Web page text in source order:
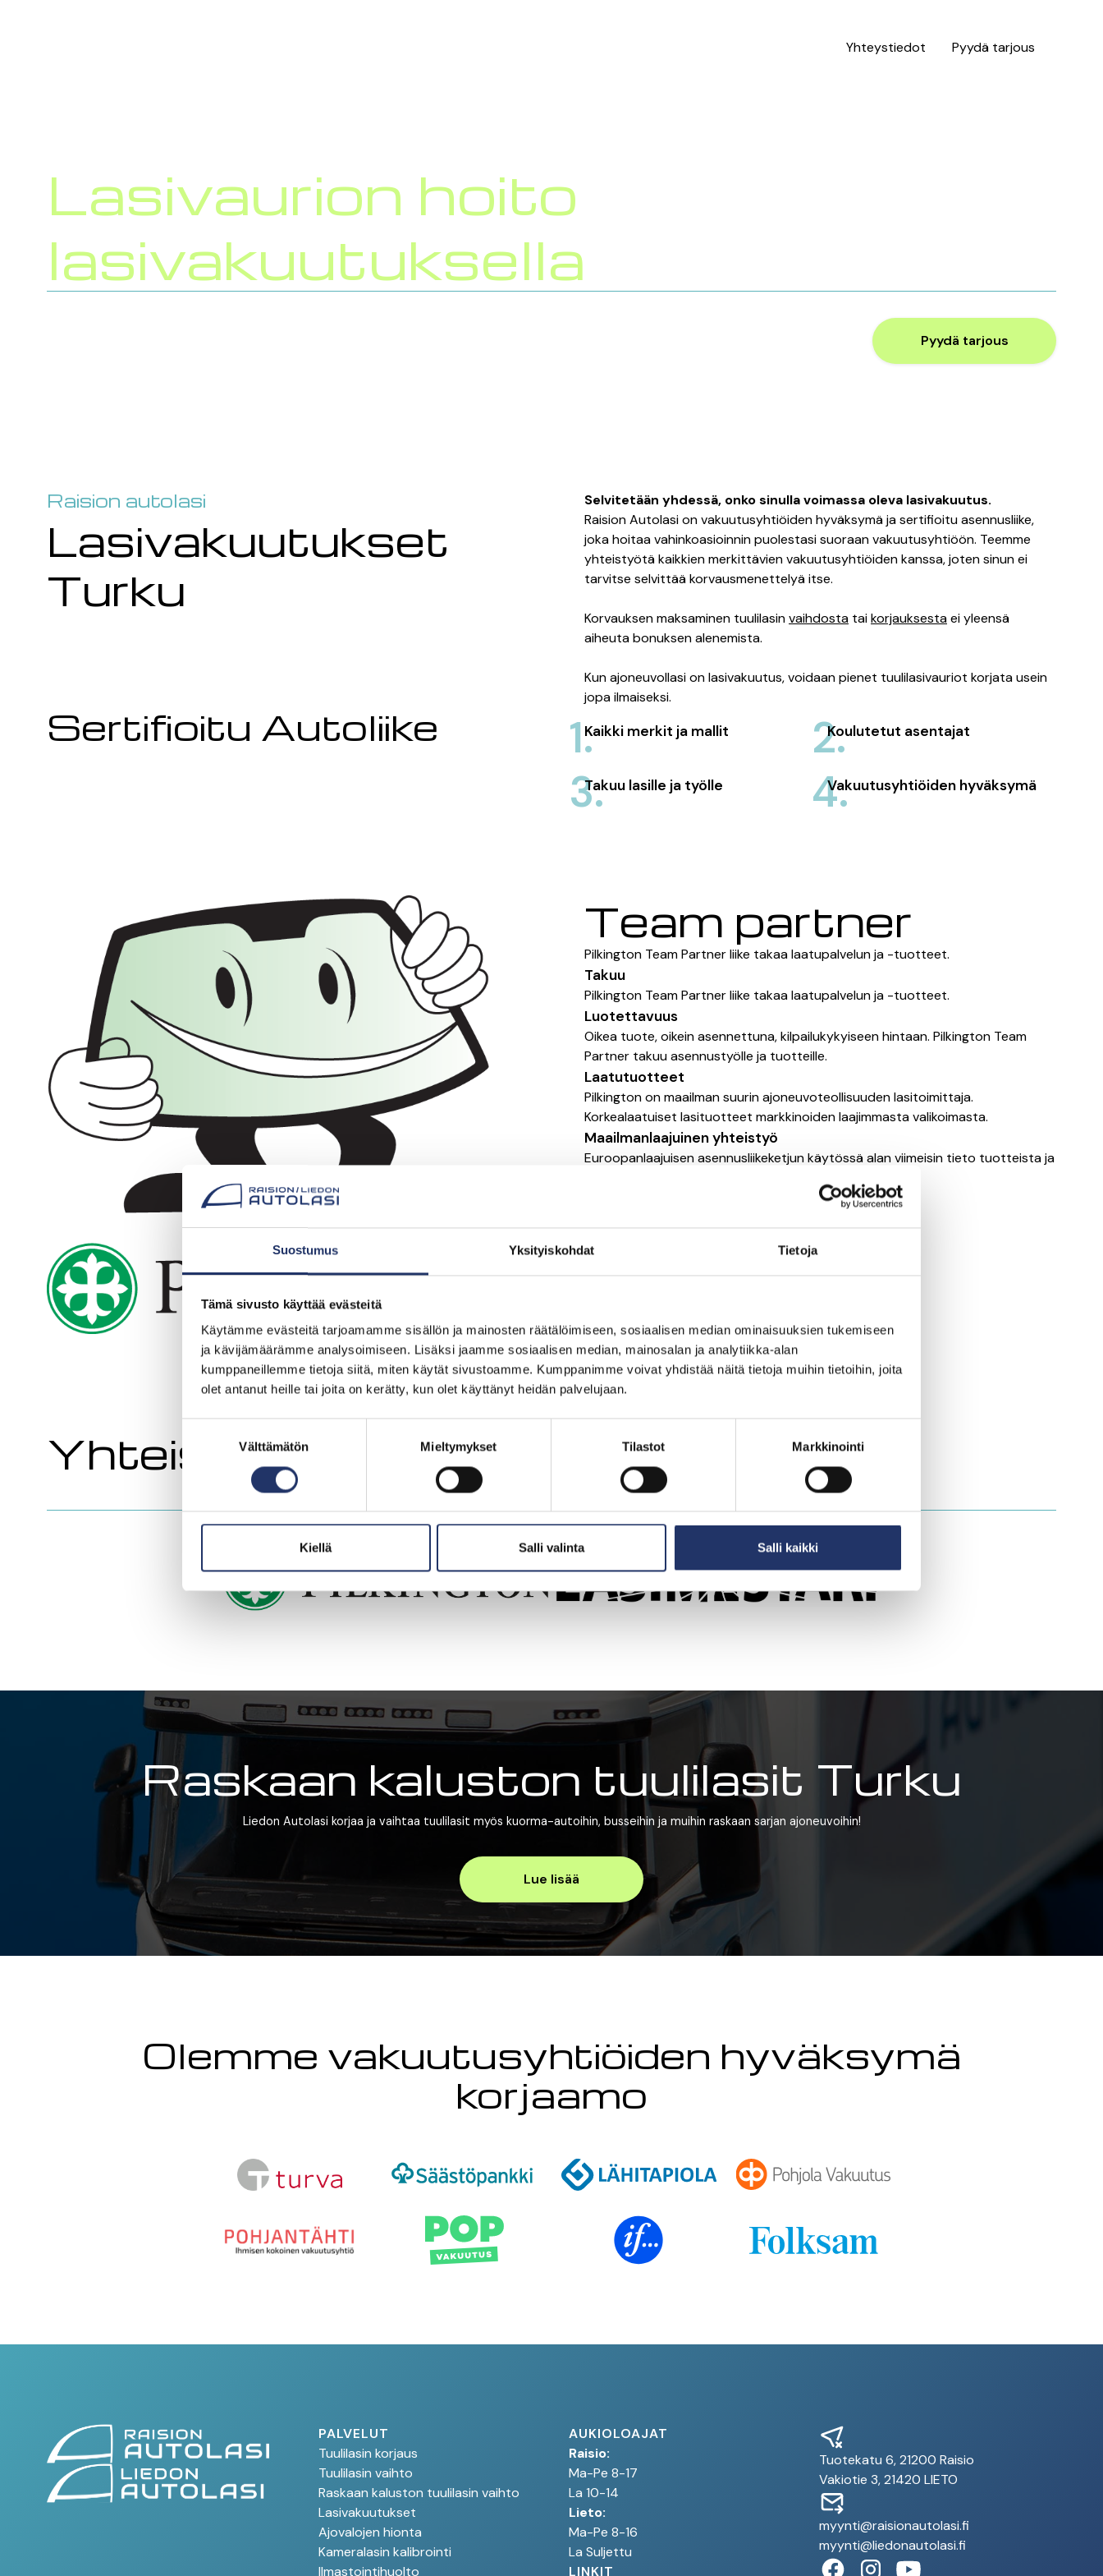
Suostumus Yksityiskohdat Tietoja
Tämä sivusto käyttää evästeitä
Käytämme evästeitä tarjoamamme sisällön ja mainosten räätälöimiseen, sosiaalisen median ominaisuuksien tukemiseen
ja kävijämäärämme analysoimiseen. Lisäksi jaamme sosiaalisen median, mainosalan ja analytiikka-alan
kumppaneillemme tietoja siitä, miten käytät sivustoamme. Kumppanimme voivat yhdistää näitä tietoja muihin tietoihin, joita
olet antanut heille tai joita on kerätty, kun olet käyttänyt heidän palvelujaan.
valinta
Välttämätön Mieltymykset Tilastot Markkinointi
Kiellä Salli valinta Salli kaikki
Yhteystiedot Pyydä tarjous
Lasivaurion hoito
lasivakuu­tuksella
Pyydä tarjous
Raision autolasi
Lasivakuu­tukset
Turku
Selvitetään yhdessä, onko sinulla voimassa oleva lasivakuutus.
Raision Autolasi on vakuutusyhtiöiden hyväksymä ja sertifioitu asennusliike,
joka hoitaa vahinkoasioinnin puolestasi suoraan vakuutusyhtiöön. Teemme
yhteistyötä kaikkien merkittävien vakuutusyhtiöiden kanssa, joten sinun ei
tarvitse selvittää korvausmenettelyä itse.
Korvauksen maksaminen tuulilasinvaihdosta taikorjauksestaei yleensä
aiheuta bonuksen alenemista.
Kun ajoneuvollasi on lasivakuutus, voidaan pienet tuulilasivauriot korjata usein
jopa ilmaiseksi.
Sertifioitu Autoliike 1.Kaikki merkit ja mallit 2.
Koulutetut asentajat
3.
Takuu lasille ja työlle 4.
Vakuutusyhtiöiden hyväksymä
Team partner
Pilkington Team Partner liike takaa laatupalvelun ja -tuotteet.
Takuu
Pilkington Team Partner liike takaa laatupalvelun ja -tuotteet.
Luotettavuus
Oikea tuote, oikein asennettuna, kilpailukykyiseen hintaan. Pilkington Team
Partner takuu asennustyölle ja tuotteille.
Laatutuotteet
Pilkington on maailman suurin ajoneuvoteollisuuden lasitoimittaja.
Korkealaatuiset lasituotteet markkinoiden laajimmasta valikoimasta.
Maailmanlaajuinen yhteistyö
Euroopanlaajuisen asennusliikeketjun käytössä alan viimeisin tieto tuotteista ja
Yhteistyössä
Raskaan kaluston tuulilasit Turku
Liedon Autolasi korjaa ja vaihtaa tuulilasit myös kuorma-autoihin, busseihin ja muihin raskaan sarjan ajoneuvoihin!
Lue lisää
Olemme vakuutusyhtiöiden hyväksymä
korjaamo
PALVELUT
Tuulilasin korjaus
Tuulilasin vaihto
Raskaan kaluston tuulilasin vaihto
Lasivakuutukset
Ajovalojen hionta
Kameralasin kalibrointi
Ilmastointihuolto
AUKIOLOAJAT
Raisio:
Ma-Pe 8-17
La 10-14
Lieto:
Ma-Pe 8-16
La Suljettu
LINKIT
Tuotekatu 6, 21200 Raisio
Vakiotie 3, 21420 LIETO
myynti@raisionautolasi.fi
myynti@liedonautolasi.fi